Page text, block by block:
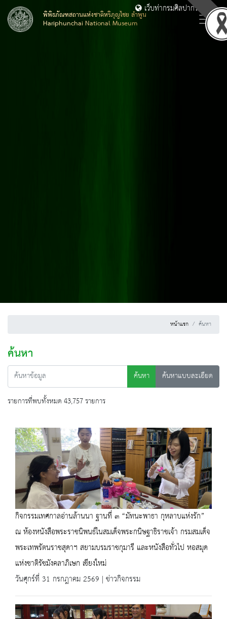
พิพิธภัณฑสถานแห่งชาติหริภุญไชย ลำพูน
Hariphunchai National Museum
เว็บท่ากรมศิลปากร
หน้าแรก ค้นหา
ค้นหา
ค้นหา
ค้นหาแบบละเอียด
รายการที่พบทั้งหมด 43,757 รายการ
กิจกรรมเทศกาลอ่านล้านนา ฐานที่ ๓ “มัทนะพาธา กุหลาบแห่งรัก”
ณ ห้องหนังสือพระราชนิพนธ์ในสมเด็จพระกนิษฐาธิราชเจ้า กรมสมเด็จ
พระเทพรัตนราชสุดาฯ สยามบรมราชกุมารี และหนังสือทั่วไป หอสมุด
แห่งชาติรัชมังคลาภิเษก เชียงใหม่
วันศุกร์ที่ 31 กรกฎาคม 2569 | ข่าวกิจกรรม